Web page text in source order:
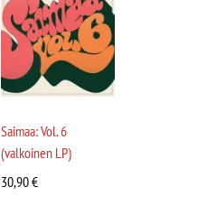
Saimaa: Vol. 6
(valkoinen LP)
30,90€